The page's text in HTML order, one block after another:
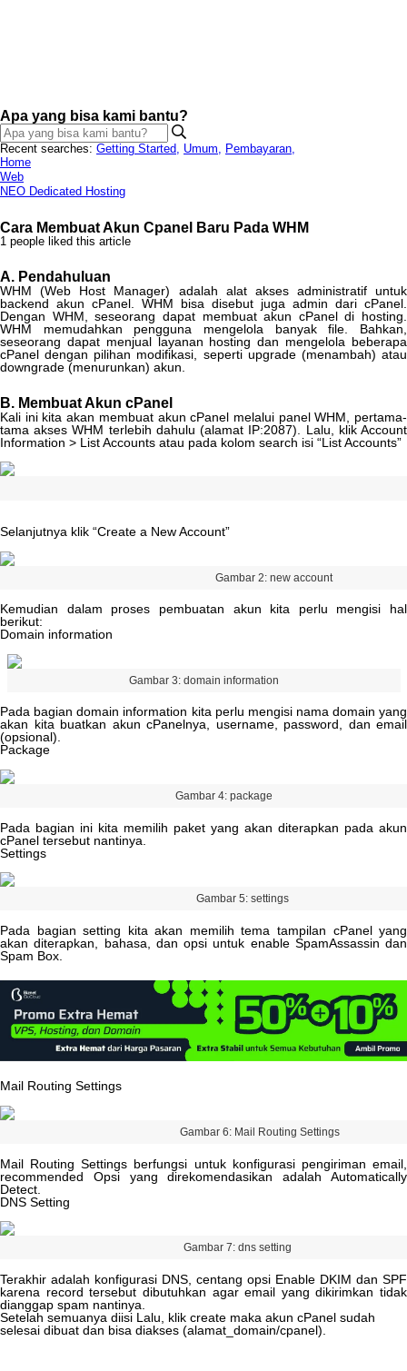
Apa yang bisa kami bantu?
Recent searches: Getting Started, Umum, Pembayaran,
Home
Web
NEO Dedicated Hosting
Cara Membuat Akun Cpanel Baru Pada WHM
1 people liked this article
A. Pendahuluan
WHM (Web Host Manager) adalah alat akses administratif untuk
backend akun cPanel WHM bisa disebut juga admin dari cPanel
Dengan WHM seseorang dapat membuat akun cPanel di hosting
WHM
memudahkan pengguna mengelola banyak file Bahkan
seseorang dapat menjual layanan hosting dan mengelola beberapa
cPanel dengan pilihan modifikasi seperti upgrade (menambah) atau
downgrade (menurunkan) akun
B. MembuatAkun cPanel
Kali ini kita akan membuat akun cPanel melalui panel WHM pertama-
tama akses WHM terlebih dahulu (alamat IP:2087) Lalu klik Account
Information > ListAccounts atau pada kolom search isi “ListAccounts”
Selanjutnya klik “Create a NewAccount”
Gambar 2: new account
Kemudian dalam proses pembuatan akun kita perlu mengisi
hal
berikut:
Domain information
Gambar 3: domain information
Pada bagian domain information kita perlu mengisi nama domain yang
akan kita buatkan akun cPanelnya, username, password, dan email
(opsional).
Package
Gambar 4: package
Pada bagian ini kita memilih paket yang akan diterapkan pada akun
cPanel tersebut nantinya
Settings
Gambar 5: settings
Pada bagian setting kita akan memilih tema tampilan cPanel yang
akan diterapkan bahasa dan opsi untuk enable SpamAssassin dan
Spam Box
Mail Routing Settings
Gambar 6: Mail Routing Settings
Mail Routing Settings berfungsi untuk konfigurasi pengiriman email
recommended
Opsi yang direkomendasikan adalah
Automatically
Detect
DNS Setting
Gambar 7: dns setting
Terakhir adalah konfigurasi DNS centang opsi Enable DKIM dan SPF
karena record tersebut dibutuhkan agar email yang dikirimkan tidak
dianggap spam nantinya
Setelah semuanya diisi Lalu klik create maka akun cPanel sudah
selesai dibuat dan bisa diakses (alamat_domain/cpanel)